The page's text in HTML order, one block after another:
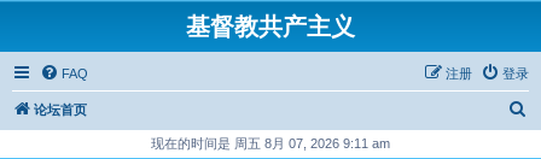
基督教共产主义
FAQ 登录
注册
论坛首页
现在的时间是 周五 8月 07, 2026 9:11 am